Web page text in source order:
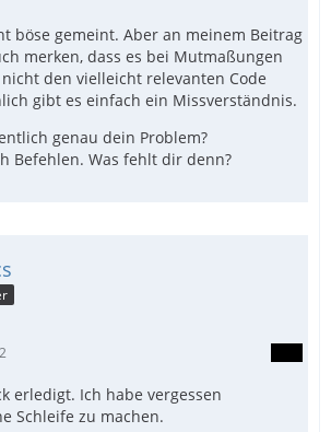
böse gemeint. Aber an meinem Beitrag
merken, dass es bei Mutmaßungen
den vielleicht relevanten Code
gibt es einfach ein Missverständnis.
genau dein Problem?
Befehlen. Was fehlt dir denn?
erledigt. Ich habe vergessen
Schleife zu machen.